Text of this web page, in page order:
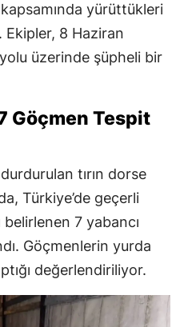
kapsamında yürüttükleri
Ekipler, 8 Haziran
üzerinde şüpheli bir
Göçmen Tespit
tırın dorse
Türkiye’de geçerli
7 yabancı
Göçmenlerin yurda
değerlendiriliyor.